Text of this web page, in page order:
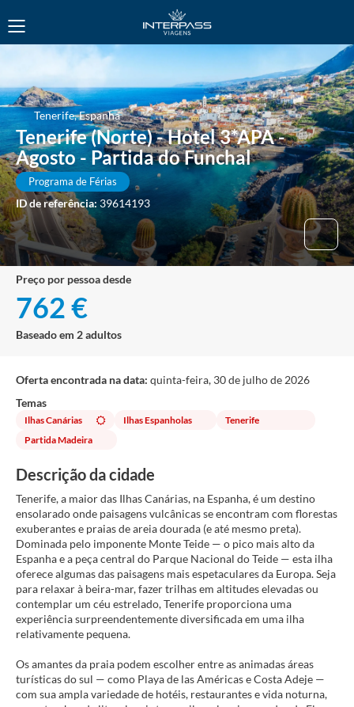
Tenerife, Espanha
Tenerife (Norte) - Hotel 3*APA -
Agosto - Partida do Funchal
Programa de Férias
ID de referência: 39614193
preço por pessoa desde
762 €
Baseado em 2 adultos
Oferta encontrada na data: quinta-feira, 30 de julho de 2026
Temas
Ilhas Canárias Ilhas Espanholas
Tenerife
Partida Madeira
Descrição da cidade
Tenerife, a maior das Ilhas Canárias, na Espanha, é um destino
ensolarado onde paisagens vulcânicas se encontram com florestas
exuberantes e praias de areia dourada (e até mesmo preta).
Dominada pelo imponente Monte Teide — o pico mais alto da
Espanha e a peça central do Parque Nacional do Teide — esta ilha
oferece algumas das paisagens mais espetaculares da Europa. Seja
para relaxar à beira-mar, fazer trilhas em altitudes elevadas ou
contemplar um céu estrelado, Tenerife proporciona uma
experiência surpreendentemente diversificada em uma ilha
relativamente pequena.
Os amantes da praia podem escolher entre as animadas áreas
turísticas do sul — como Playa de las Américas e Costa Adeje —
com sua ampla variedade de hotéis, restaurantes e vida noturna,